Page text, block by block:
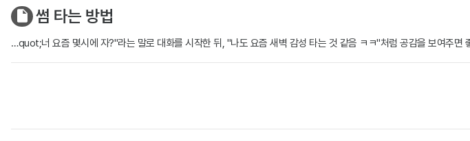
썸 타는 방법
…quot;너 요즘 몇시에 자?"라는 말로 대화를 시작한 뒤, "나도 요즘 새벽 감성 타는 것 같음 ㅋㅋ"처럼 공감을 보여주